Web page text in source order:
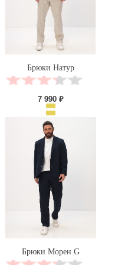
Брюки Натур
7 990 ₽
Брюки Морен G